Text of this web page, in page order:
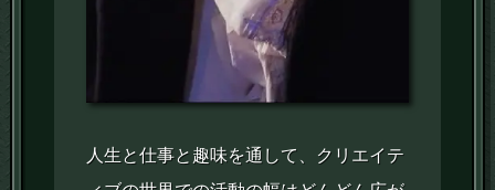
人生と仕事と趣味を通して、クリエイテ